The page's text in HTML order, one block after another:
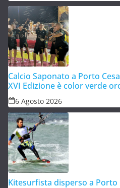
Calcio Saponato a Porto
XVI Edizione è color verde
6 Agosto 2026
Kitesurfista disperso a Porto